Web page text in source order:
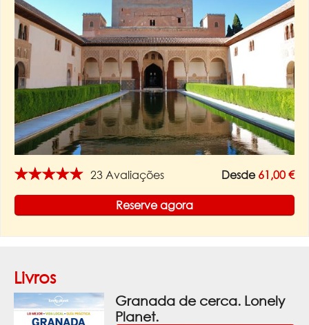
★★★★★ 23 Avaliações Desde 61,00 €
Reserve agora
Livros
Granada de cerca. Lonely
Planet.